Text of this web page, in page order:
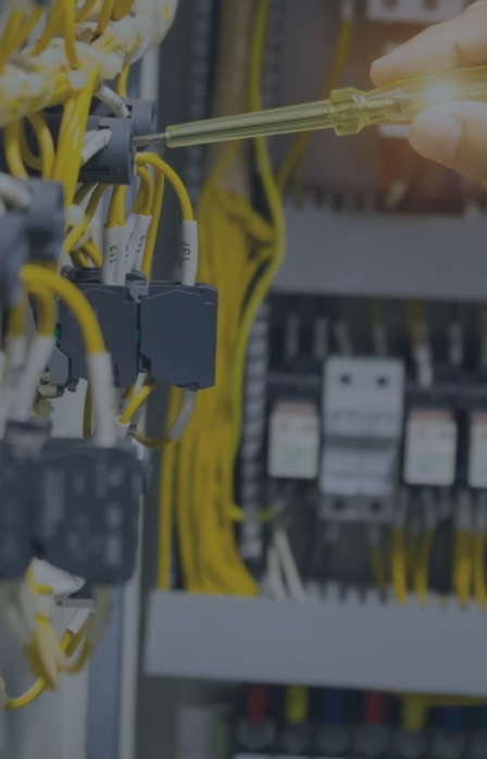
Hızlı Linkler
Eurowest
Sertifikalarımız
e-Katalog
Ürün Grupları
Triodler
İzoleli Kablo Yüksükleri ve
Terminalleri
Kondansatör
Parafudlar
Buton & Ledli Sinyaller
Switchler
Bizi Takip Edin
Abone Ol
Güncellemeler ve Teklifler Haberdar Olun